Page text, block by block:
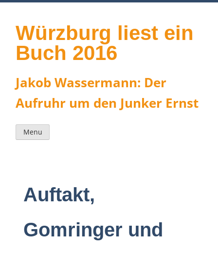
Skip
Würzburg liest ein
Buch 2016
Jakob Wassermann: Der
Aufruhr um den Junker Ernst
Menu
Auftakt,
Gomringer und